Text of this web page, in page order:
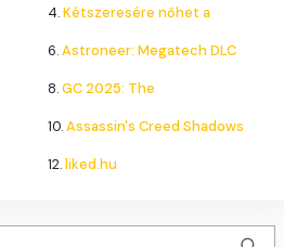
4.Kétszeresére nőhet a
6.Astroneer: Megatech DLC
8.GC 2025: The
10.Assassin's Creed Shadows
12.liked.hu